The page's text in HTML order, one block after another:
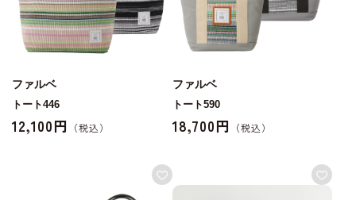
ファルベ
トート446
12,100円
ファルベ
トート590
18,700円